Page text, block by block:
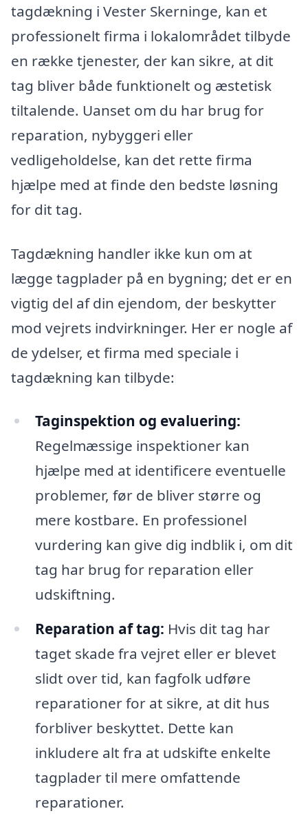
tagdækning i Vester Skerninge, kan et
professionelt firma i lokalområdet tilbyde
en række tjenester, der kan sikre, at dit
tag bliver både funktionelt og æstetisk
tiltalende. Uanset om du har brug for
reparation, nybyggeri eller
vedligeholdelse, kan det rette firma
hjælpe med at finde den bedste løsning
for dit tag.
Tagdækning handler ikke kun om at
lægge tagplader på en bygning; det er en
vigtig del af din ejendom, der beskytter
mod vejrets indvirkninger. Her er nogle af
de ydelser, et firma med speciale i
tagdækning kan tilbyde:
Taginspektion og evaluering:
Regelmæssige inspektioner kan
hjælpe med at identificere eventuelle
problemer, før de bliver større og
mere kostbare. En professionel
vurdering kan give dig indblik i, om dit
tag har brug for reparation eller
udskiftning.
Reparation af tag: Hvis dit tag har
taget skade fra vejret eller er blevet
slidt over tid, kan fagfolk udføre
reparationer for at sikre, at dit hus
forbliver beskyttet. Dette kan
inkludere alt fra at udskifte enkelte
tagplader til mere omfattende
reparationer.